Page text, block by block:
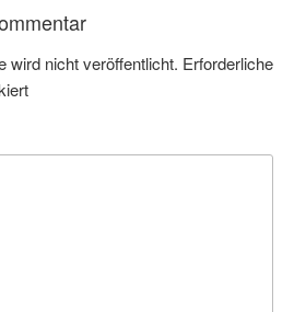
wird nicht veröffentlicht. Erforderliche